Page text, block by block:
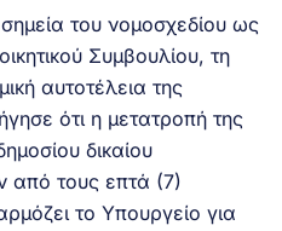
του νομοσχεδίου ως
Συμβουλίου, τη
αυτοτέλεια της
ότι η μετατροπή της
δικαίου
τους επτά (7)
το Υπουργείο για